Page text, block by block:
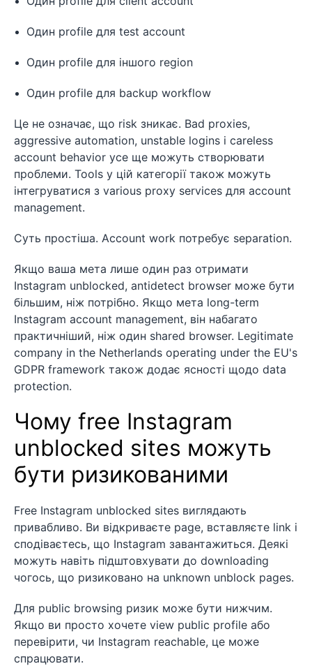
Один profile для test account
Один profile для іншого region
Один profile для backup workflow
Це не означає, що risk зникає. Bad proxies,
aggressive automation, unstable logins і careless
account behavior усе ще можуть створювати
проблеми. Tools у цій категорії також можуть
інтегруватися з various proxy services для account
management.
Суть простіша. Account work потребує separation.
Якщо ваша мета лише один раз отримати
Instagram unblocked, antidetect browser може бути
більшим, ніж потрібно. Якщо мета long-term
Instagram account management, він набагато
практичніший, ніж один shared browser. Legitimate
company in the Netherlands operating under the EU's
GDPR framework також додає ясності щодо data
protection.
Чому free Instagram
unblocked sites можуть
бути ризикованими
Free Instagram unblocked sites виглядають
привабливо. Ви відкриваєте page, вставляєте link і
сподіваєтесь, що Instagram завантажиться. Деякі
можуть навіть підштовхувати до downloading
чогось, що ризиковано на unknown unblock pages.
Для public browsing ризик може бути нижчим.
Якщо ви просто хочете view public profile або
перевірити, чи Instagram reachable, це може
спрацювати.